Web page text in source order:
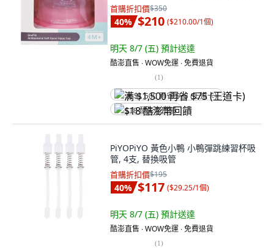
首購折扣價$350
40% $210 ($210.00/1個)
明天 8/7 (五) 預計送達
酷澎直售 ∙ WOW免運 ∙ 免費退貨
(1)
满 $1,500 再省 $75 (王道卡)
$18 酷澎幣回饋
PiYOPiYO 黃色小鴨 小鴨彈跳練習杯吸
管, 4支, 替換吸管
首購折扣價$195
40% $117 ($29.25/1個)
明天 8/7 (五) 預計送達
酷澎直售 ∙ WOW免運 ∙ 免費退貨
(1)